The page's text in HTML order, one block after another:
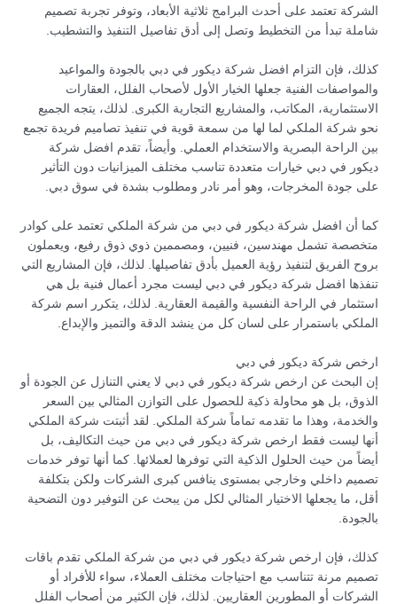
الشركة تعتمد على أحدث البرامج ثلاثية الأبعاد، وتوفر تجربة تصميم
شاملة تبدأ من التخطيط وتصل إلى أدق تفاصيل التنفيذ والتشطيب.
كذلك، فإن التزام افضل شركة ديكور في دبي بالجودة والمواعيد
والمواصفات الفنية جعلها الخيار الأول لأصحاب الفلل، العقارات
الاستثمارية، المكاتب، والمشاريع التجارية الكبرى. لذلك، يتجه الجميع
نحو شركة الملكي لما لها من سمعة قوية في تنفيذ تصاميم فريدة تجمع
بين الراحة البصرية والاستخدام العملي. وأيضاً، تقدم افضل شركة
ديكور في دبي خيارات متعددة تناسب مختلف الميزانيات دون التأثير
على جودة المخرجات، وهو أمر نادر ومطلوب بشدة في سوق دبي.
كما أن افضل شركة ديكور في دبي من شركة الملكي تعتمد على كوادر
متخصصة تشمل مهندسين، فنيين، ومصممين ذوي ذوق رفيع، ويعملون
بروح الفريق لتنفيذ رؤية العميل بأدق تفاصيلها. لذلك، فإن المشاريع التي
تنفذها افضل شركة ديكور في دبي ليست مجرد أعمال فنية بل هي
استثمار في الراحة النفسية والقيمة العقارية. لذلك، يتكرر اسم شركة
الملكي باستمرار على لسان كل من ينشد الدقة والتميز والإبداع.
ارخص شركة ديكور في دبي
إن البحث عن ارخص شركة ديكور في دبي لا يعني التنازل عن الجودة أو
الذوق، بل هو محاولة ذكية للحصول على التوازن المثالي بين السعر
والخدمة، وهذا ما تقدمه تماماً شركة الملكي. لقد أثبتت شركة الملكي
أنها ليست فقط ارخص شركة ديكور في دبي من حيث التكاليف، بل
أيضاً من حيث الحلول الذكية التي توفرها لعملائها. كما أنها توفر خدمات
تصميم داخلي وخارجي بمستوى ينافس كبرى الشركات ولكن بتكلفة
أقل، ما يجعلها الاختيار المثالي لكل من يبحث عن التوفير دون التضحية
بالجودة.
كذلك، فإن ارخص شركة ديكور في دبي من شركة الملكي تقدم باقات
تصميم مرنة تتناسب مع احتياجات مختلف العملاء، سواء للأفراد أو
الشركات أو المطورين العقاريين. لذلك، فإن الكثير من أصحاب الفلل